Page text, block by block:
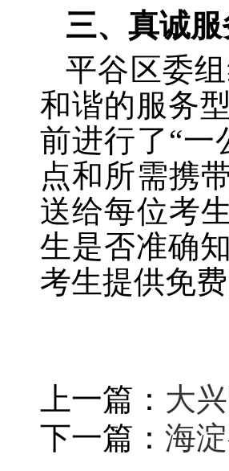
三、真诚
平谷区委
和谐的服务
前进行了“一
点和所需携
送给每位考
生是否准确
考生提供免
上一篇： 大
下一篇： 海